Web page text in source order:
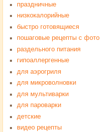
праздничные
низкокалорийные
быстро готовящиеся
пошаговые рецепты с фото
раздельного питания
гипоаллергенные
для аэрогриля
для микроволновки
для мультиварки
для пароварки
детские
видео рецепты